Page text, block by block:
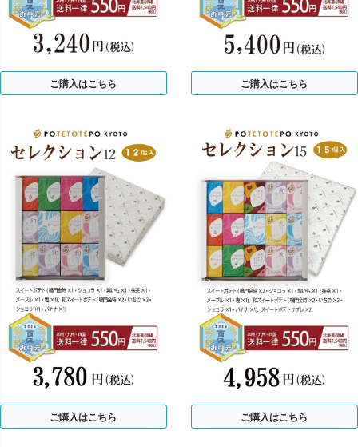
ご購入はこちら ご購入はこちら
ご購入はこちら ご購入はこちら